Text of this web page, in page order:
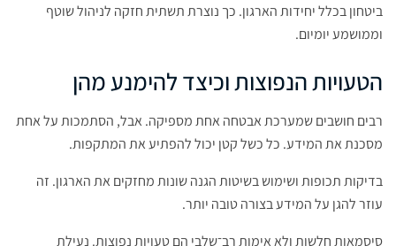
ביטחון בכלל יחידות הארגון. כך נוצרת תשתית חזקה לניהול שוטף
וממושמע יומיום.
הטעויות הנפוצות וכיצד להימנע מהן
רבים חושבים שמערכת אבטחה אחת מספיקה. אבל, הסתמכות על אחת
מסכנת את המידע. כל כשל קטן יכול להפתיע את המתקפות.
בדיקות תכופות ושימוש בשיטות הגנה שונות מחזקים את הארגון. זה
עוזר להגן על המידע בצורה טובה יותר.
סיסמאות חלשות ולא אימות רב־שלבי הם טעויות נפוצות. נעילת